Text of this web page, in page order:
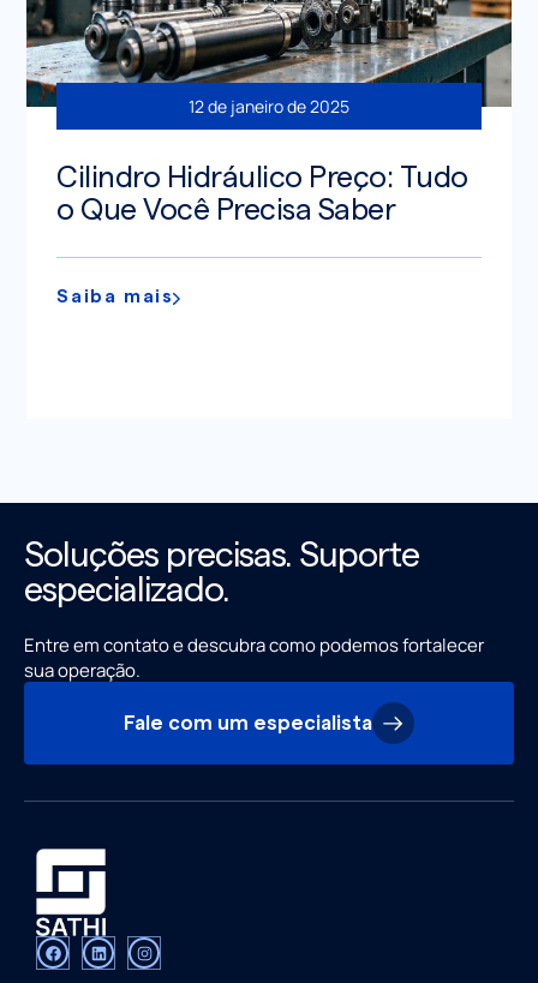
12 de janeiro de 2025
Cilindro Hidráulico Preço: Tudo
o Que Você Precisa Saber
Saiba mais
Soluções precisas. Suporte
especializado.
Entre em contato e descubra como podemos fortalecer
sua operação.
Fale com um especialista